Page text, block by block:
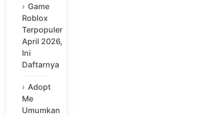
Game
Roblox
Terpopuler
April 2026,
Ini
Daftarnya
Adopt
Me
Umumkan